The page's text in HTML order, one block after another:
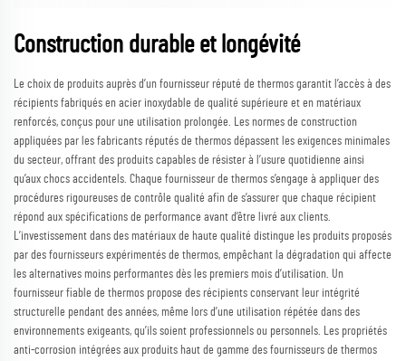
Construction durable et longévité
Le choix de produits auprès d’un fournisseur réputé de thermos garantit l’accès à des
récipients fabriqués en acier inoxydable de qualité supérieure et en matériaux
renforcés, conçus pour une utilisation prolongée. Les normes de construction
appliquées par les fabricants réputés de thermos dépassent les exigences minimales
du secteur, offrant des produits capables de résister à l’usure quotidienne ainsi
qu’aux chocs accidentels. Chaque fournisseur de thermos s’engage à appliquer des
procédures rigoureuses de contrôle qualité afin de s’assurer que chaque récipient
répond aux spécifications de performance avant d’être livré aux clients.
L’investissement dans des matériaux de haute qualité distingue les produits proposés
par des fournisseurs expérimentés de thermos, empêchant la dégradation qui affecte
les alternatives moins performantes dès les premiers mois d’utilisation. Un
fournisseur fiable de thermos propose des récipients conservant leur intégrité
structurelle pendant des années, même lors d’une utilisation répétée dans des
environnements exigeants, qu’ils soient professionnels ou personnels. Les propriétés
anti-corrosion intégrées aux produits haut de gamme des fournisseurs de thermos